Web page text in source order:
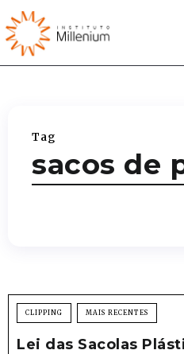
Tag
sacos de
CLIPPING MAIS RECENTES
Lei das Sacolas